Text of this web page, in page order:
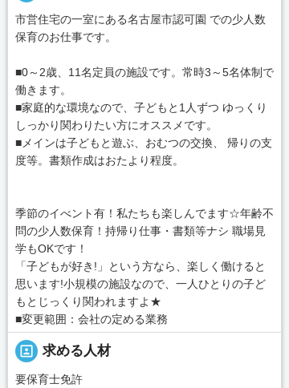
市営住宅の一室にある名古屋市認可園 での少人数
保育のお仕事です。
■0～2歳、11名定員の施設です。常時3～5名体制で
働きます。
■家庭的な環境なので、子どもと1人ずつ ゆっくり
しっかり関わりたい方にオススメです。
■メインは子どもと遊ぶ、おむつの交換、 帰りの支
度等。書類作成はおたより程度。
季節のイべント有！私たちも楽しんでます☆年齢不
問の少人数保育！持帰り仕事・書類等ナシ 職場見
学もOKです！
「子どもが好き!」という方なら、楽しく働けると
思います!小規模の施設なので、一人ひとりの子ど
もとじっくり関われますよ★
■変更範囲：会社の定める業務
portrait 求める人材
要保育士免許